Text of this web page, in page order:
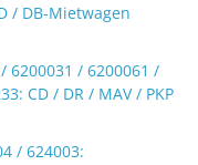
/ DB-Mietwagen
6200031 / 6200061 /
CD / DR / MAV / PKP
/ 624003: